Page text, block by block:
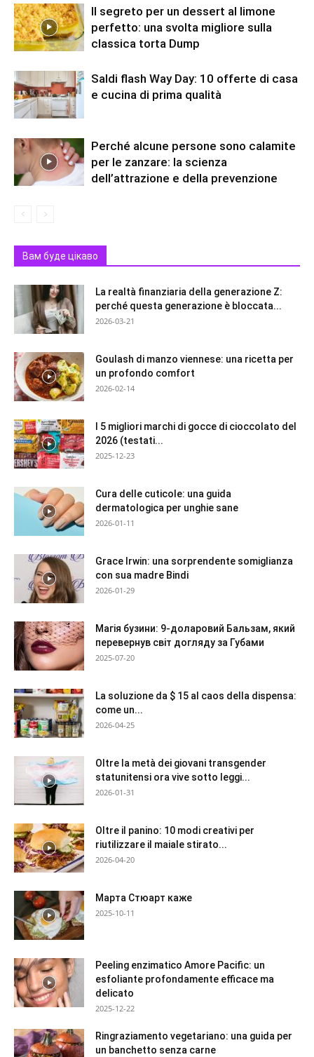
Il segreto per un dessert al limone
perfetto: una svolta migliore sulla
classica torta Dump
Saldi flash Way Day: 10 offerte di casa
e cucina di prima qualità
Perché alcune persone sono calamite
per le zanzare: la scienza
dell’attrazione e della prevenzione
Вам буде цікаво
La realtà finanziaria della generazione Z:
perché questa generazione è bloccata...
2026-03-21
Goulash di manzo viennese: una ricetta per
un profondo comfort
2026-02-14
I 5 migliori marchi di gocce di cioccolato del
2026 (testati...
2025-12-23
Cura delle cuticole: una guida
dermatologica per unghie sane
2026-01-11
Grace Irwin: una sorprendente somiglianza
con sua madre Bindi
2026-01-29
Магія бузини: 9-доларовий Бальзам, який
перевернув світ догляду за Губами
2025-07-20
La soluzione da $ 15 al caos della dispensa:
come un...
2026-04-25
Oltre la metà dei giovani transgender
statunitensi ora vive sotto leggi...
2026-01-31
Oltre il panino: 10 modi creativi per
riutilizzare il maiale stirato...
2026-04-20
Марта Стюарт каже
2025-10-11
Peeling enzimatico Amore Pacific: un
esfoliante profondamente efficace ma
delicato
2025-12-22
Ringraziamento vegetariano: una guida per
un banchetto senza carne